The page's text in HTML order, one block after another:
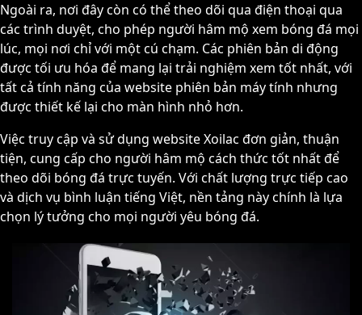
Ngoài ra, nơi đây còn có thể theo dõi qua điện thoại qua
các trình duyệt, cho phép người hâm mộ xem bóng đá mọi
lúc, mọi nơi chỉ với một cú chạm. Các phiên bản di động
được tối ưu hóa để mang lại trải nghiệm xem tốt nhất, với
tất cả tính năng của website phiên bản máy tính nhưng
được thiết kế lại cho màn hình nhỏ hơn.
Việc truy cập và sử dụng website Xoilac đơn giản, thuận
tiện, cung cấp cho người hâm mộ cách thức tốt nhất để
theo dõi bóng đá trực tuyến. Với chất lượng trực tiếp cao
và dịch vụ bình luận tiếng Việt, nền tảng này chính là lựa
chọn lý tưởng cho mọi người yêu bóng đá.